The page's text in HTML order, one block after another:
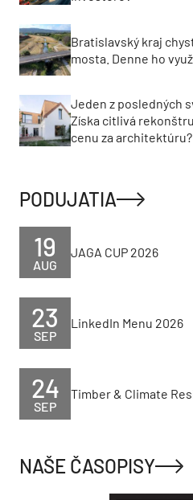
Bratislavský kraj
mosta. Denne ho
Jeden z posledných
Získa citlivá
cenu za architektúru?
PODUJATIA
AUG
19 JAGA CUP 2026
SEP
23 LinkedIn Menu 2026
SEP
24 Timber & Climate
NAŠE ČASOPISY